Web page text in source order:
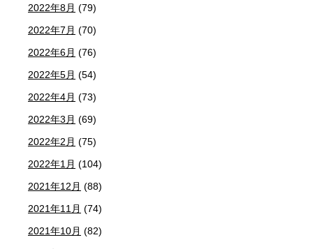
2022年8月 (79)
2022年7月 (70)
2022年6月 (76)
2022年5月 (54)
2022年4月 (73)
2022年3月 (69)
2022年2月 (75)
2022年1月 (104)
2021年12月 (88)
2021年11月 (74)
2021年10月 (82)